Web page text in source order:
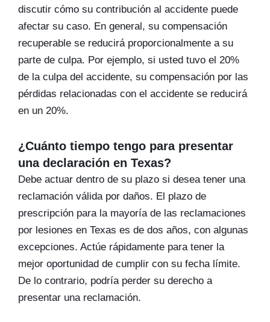
discutir cómo su contribución al accidente puede
afectar su caso. En general, su compensación
recuperable se reducirá proporcionalmente a su
parte de culpa. Por ejemplo, si usted tuvo el 20%
de la culpa del accidente, su compensación por las
pérdidas relacionadas con el accidente se reducirá
en un 20%.
¿Cuánto tiempo tengo para presentar
una declaración en Texas?
Debe actuar dentro de su plazo si desea tener una
reclamación válida por daños. El plazo de
prescripción para la mayoría de las reclamaciones
por lesiones en Texas es de dos años, con algunas
excepciones. Actúe rápidamente para tener la
mejor oportunidad de cumplir con su fecha límite.
De lo contrario, podría perder su derecho a
presentar una reclamación.